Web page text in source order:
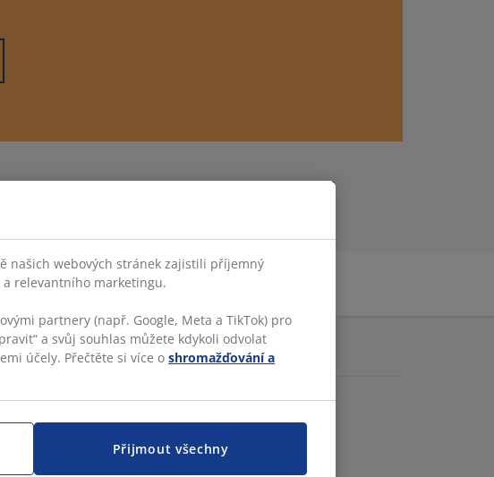
VÍCE O JYSKU
Přístupnost
našich webových stránek zajistili příjemný
relevantního marketingu.
partnery (např. Google, Meta a TikTok) pro
a svůj souhlas můžete kdykoli odvolat
účely. Přečtěte si více o shromažďování a
Přijmout všechny